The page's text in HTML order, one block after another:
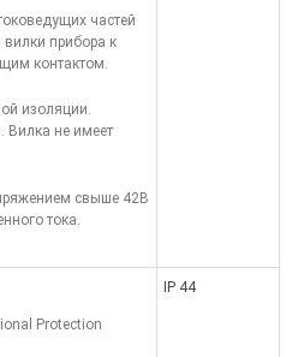
частей
вилки прибора к
контактом.
изоляции.
Вилка не имеет
свыше 42В
тока.
Protection
IP 44